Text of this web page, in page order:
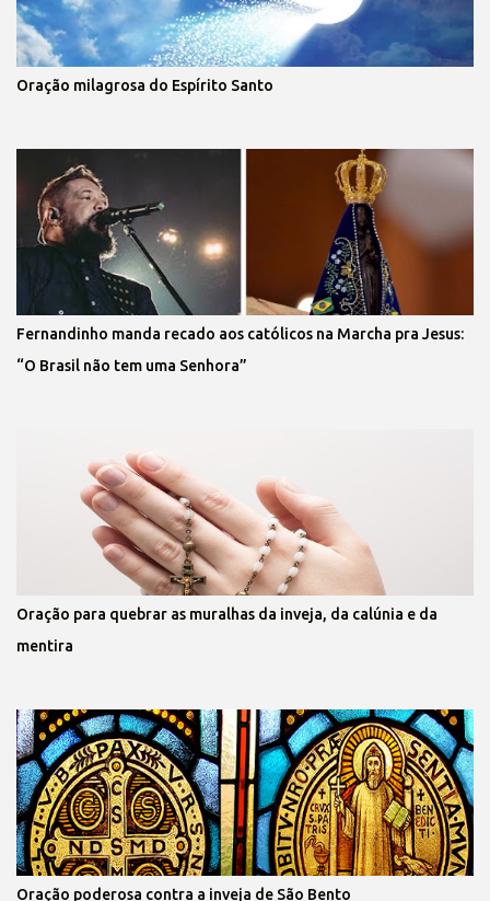
Oração milagrosa do Espírito Santo
Fernandinho manda recado aos católicos na Marcha pra Jesus:
“O Brasil não tem uma Senhora”
Oração para quebrar as muralhas da inveja, da calúnia e da
mentira
Oração poderosa contra a inveja de São Bento